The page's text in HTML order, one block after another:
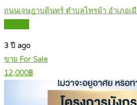
ถนนเจษฎาบดินทร์ ตำบลไทรม้า อำเภอ
3 ปี ago
ขาย For Sale
12,000฿